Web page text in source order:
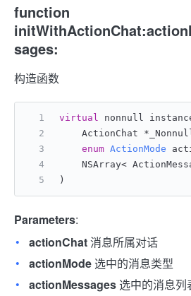
function
sages:
构造函数
virtual nonnull
ActionChat
enum ActionMode
NSArray<
)
Parameters:
actionChat消息所属对话
actionMode 选中的消息类型
actionMessages 选中的消息列